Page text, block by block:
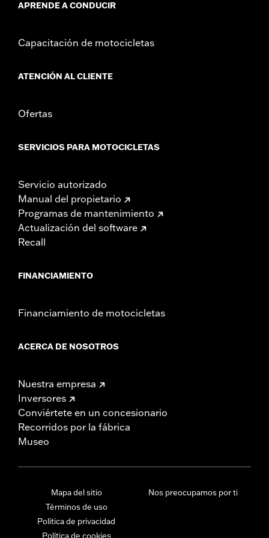
APRENDE A CONDUCIR
Capacitación de motocicletas
ATENCIÓN AL CLIENTE
Ofertas
SERVICIOS PARA MOTOCICLETAS
Servicio autorizado
Manual del propietario
Programas de mantenimiento
Actualización del software
Recall
FINANCIAMIENTO
Financiamiento de motocicletas
ACERCA DE NOSOTROS
Nuestra empresa
Inversores
Conviértete en un concesionario
Recorridos por la fábrica
Museo
Mapa del sitio
Términos de uso
Política de privacidad
Política de cookies
Nos preocupamos por ti